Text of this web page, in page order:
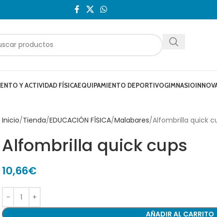
Y ACTIVIDAD FÍSICAEQUIPAMIENTO DEPORTIVOGIMNASIO
Inicio Tienda EDUCACIÓN FÍSICA Malabares Alfombrilla quick
Alfombrilla quick cups
10,66€
AÑADIR AL CARRITO